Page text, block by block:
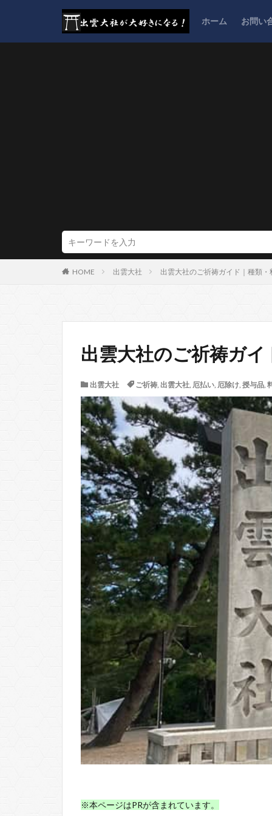
ホーム お問い
HOME 出雲大社 出雲大社のご祈祷ガイド｜種類
出雲大社のご祈祷ガ
出雲大社 ご祈祷, 出雲大社, 厄払い, 厄除け, 授与品,
※本ページはPRが含まれています。